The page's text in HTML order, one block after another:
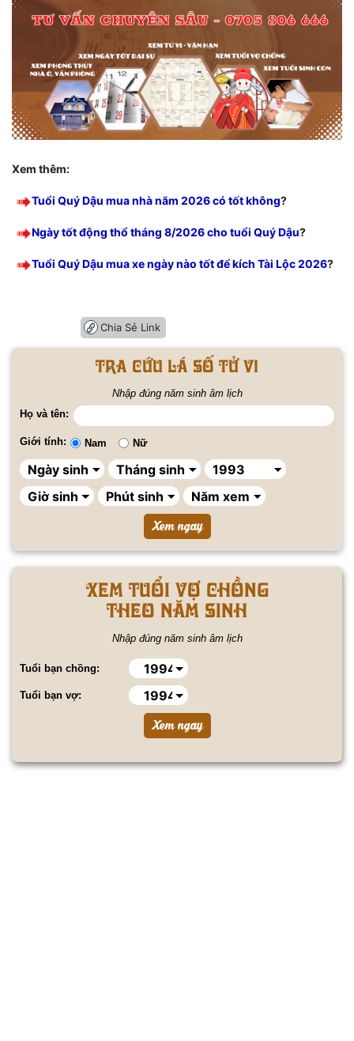
Xem thêm:
Tuổi Quý Dậu mua nhà năm 2026 có tốt không?
Ngày tốt động thổ tháng 8/2026 cho tuổi Quý Dậu?
Tuổi Quý Dậu mua xe ngày nào tốt để kích Tài Lộc 2026?
Chia Sẻ Link
Tra cứu lá số tử vi
Nhập đúng năm sinh âm lịch
Họ và tên:
Giới tính: Nam Nữ
Xem tuổi vợ chồng
theo năm sinh
Nhập đúng năm sinh âm lịch
Tuổi bạn chồng:
Tuổi bạn vợ: